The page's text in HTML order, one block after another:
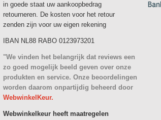
in goede staat uw aankoopbedrag
retourneren. De kosten voor het retour
zenden zijn voor uw eigen rekening
IBAN NL88 RABO 0123973201
"We vinden het belangrijk dat reviews een
zo goed mogelijk beeld geven over onze
produkten en service. Onze beoordelingen
worden daarom onpartijdig beheerd door
WebwinkelKeur.
Webwinkelkeur heeft maatregelen